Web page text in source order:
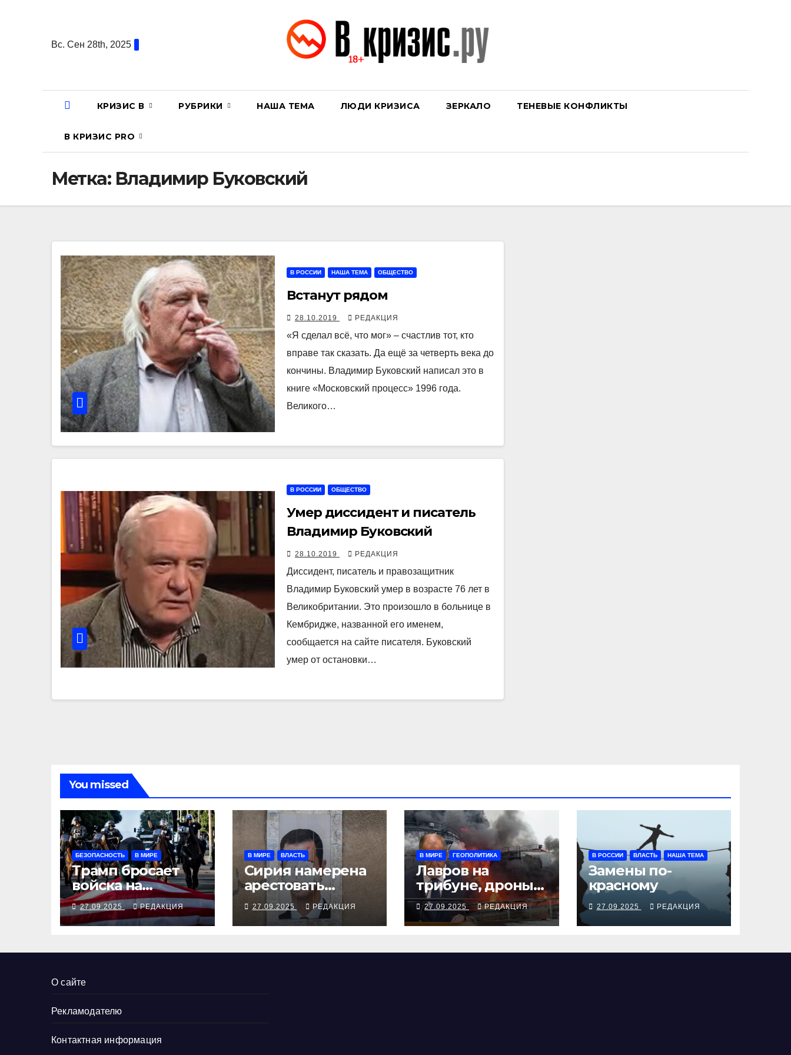
содержаниюВс. Сен 28th, 2025
КРИЗИС В РУБРИКИ НАША ТЕМА ЛЮДИ КРИЗИСА ЗЕРКАЛО ТЕНЕВЫЕ КОНФЛИКТЫ
В КРИЗИС PRO
Метка: Владимир Буковский
В РОССИИ НАША ТЕМА ОБЩЕСТВО
Встанут рядом
28.10.2019 РЕДАКЦИЯ
«Я сделал всё, что мог» – счастлив тот, кто
вправе так сказать. Да ещё за четверть века до
кончины. Владимир Буковский написал это в
книге «Московский процесс» 1996 года.
Великого…
В РОССИИ ОБЩЕСТВО
Умер диссидент и писатель
Владимир Буковский
28.10.2019 РЕДАКЦИЯ
Диссидент, писатель и правозащитник
Владимир Буковский умер в возрасте 76 лет в
Великобритании. Это произошло в больнице в
Кембридже, названной его именем,
сообщается на сайте писателя. Буковский
умер от остановки…
You missed
БЕЗОПАСНОСТЬ В МИРЕ
Трамп бросает
войска на
Портленд
27.09.2025 РЕДАКЦИЯ
В МИРЕ ВЛАСТЬ
Сирия намерена
арестовать
бежавшего в
Москву экс-
диктатора
27.09.2025 РЕДАКЦИЯ
В МИРЕ ГЕОПОЛИТИКА
Лавров на
трибуне, дроны
над Чувашией
27.09.2025 РЕДАКЦИЯ
В РОССИИ ВЛАСТЬ НАША ТЕМА
Замены по-
красному
27.09.2025 РЕДАКЦИЯ
О сайте
Рекламодателю
Контактная информация